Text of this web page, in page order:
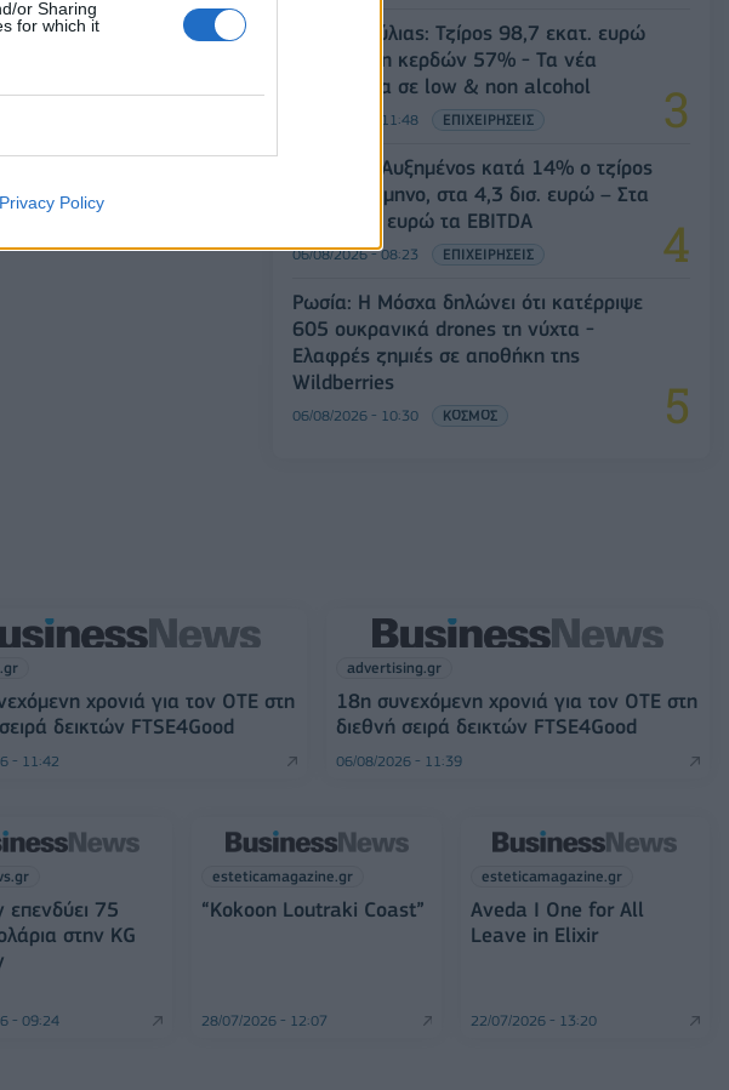
or Sharing
for which it
Privacy Policy
Β.Σ. Καρούλιας: Τζίρος 98,7 εκατ. ευρώ
και αύξηση κερδών 57% - Τα νέα
στοιχήματα σε low & non alcohol
06/08/2026 - 11:48 ΕΠΙΧΕΙΡΗΣΕΙΣ
Viohalco: Αυξημένος κατά 14% ο τζίρος
στο α' εξάμηνο, στα 4,3 δισ. ευρώ – Στα
446 εκατ. ευρώ τα EBITDA
06/08/2026 - 08:23 ΕΠΙΧΕΙΡΗΣΕΙΣ
Ρωσία: Η Μόσχα δηλώνει ότι κατέρριψε
605 ουκρανικά drones τη νύχτα -
Ελαφρές ζημιές σε αποθήκη της
Wildberries
06/08/2026 - 10:30 ΚΟΣΜΟΣ
χρονιά για τον ΟΤΕ στη
δεικτών FTSE4Good
- 11:42
advertising.gr
18η συνεχόμενη χρονιά για τον ΟΤΕ στη
διεθνή σειρά δεικτών FTSE4Good
06/08/2026 - 11:39
επενδύει 75
στην KG
- 09:24
esteticamagazine.gr
“Kokoon Loutraki Coast”
28/07/2026 - 12:07
esteticamagazine.gr
Aveda I One for All
Leave in Elixir
22/07/2026 - 13:20